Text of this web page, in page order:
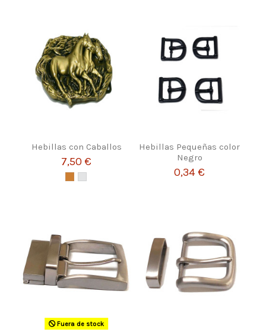
Hebillas con Caballos
7,50 €
Hebillas Pequeñas color
Negro
0,34 €
Fuera de stock